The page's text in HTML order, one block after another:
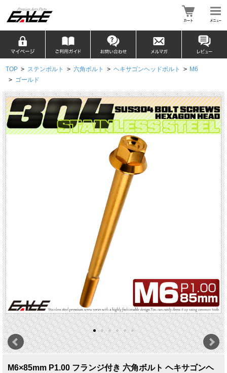
TOP > ステンボルト > 六角ボルト > ヘキサゴンヘッドボルト > M6
> ゴールド
M6×85mm P1.00 フランジ付き 六角ボルト ヘキサゴンヘ